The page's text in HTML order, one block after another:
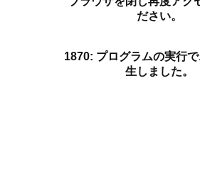
ださい。
1870: プログラムの実行
生しました。